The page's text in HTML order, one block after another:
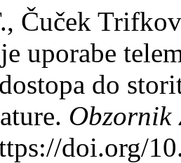
Čuček
uporabe
do
Obzornik
doi.org/